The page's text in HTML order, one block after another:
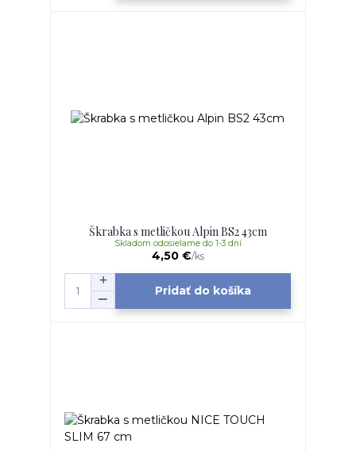
Škrabka s metličkou Alpin BS2 43cm
4,50 €/ks
Skladom odosielame do 1-3 dní
Pridať do košíka